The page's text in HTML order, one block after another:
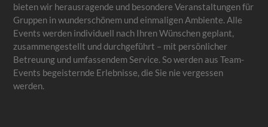
bieten wir herausragende und besondere Veranstaltungen für
Gruppen in wunderschönem und einmaligen Ambiente. Alle
Events werden individuell nach Ihren Wünschen geplant,
zusammengestellt und durchgeführt – mit persönlicher
Betreuung und umfassendem Service. So werden aus Team-
Events begeisternde Erlebnisse, die Sie nie vergessen
werden.